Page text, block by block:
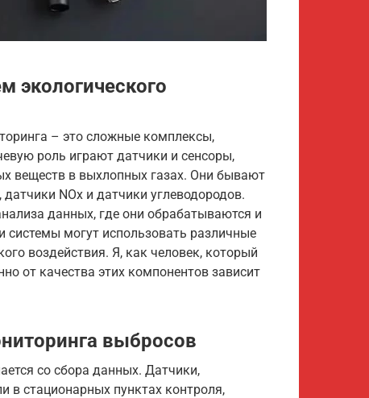
экологического
– это сложные комплексы,
роль играют датчики и сенсоры,
веществ в выхлопных газах. Они бывают
NOx и датчики углеводородов.
данных, где они обрабатываются и
могут использовать различные
воздействия. Я, как человек, который
от качества этих компонентов зависит
выбросов
со сбора данных. Датчики,
в стационарных пунктах контроля,